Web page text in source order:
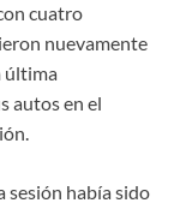
cuatro
nuevamente
última
autos en el
sesión había sido